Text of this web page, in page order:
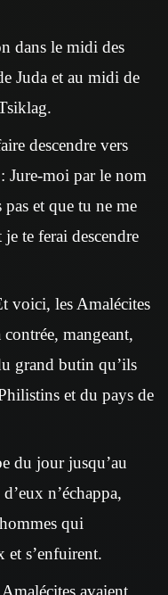
dans le midi des
Juda et au midi de
descendre vers
Jure-moi par le nom
et que tu ne me
te ferai descendre
voici, les Amalécites
mangeant,
grand butin qu’ils
et du pays de
du jour jusqu’au
n’échappa,
qui
et s’enfuirent.
avaient